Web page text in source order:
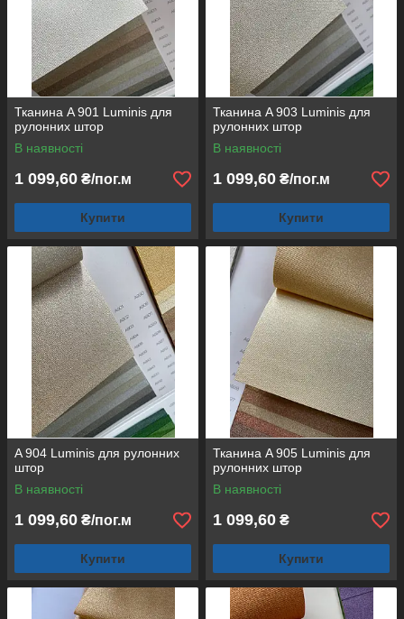
Тканина A 901 Luminis для
рулонних штор
В наявності
1 099,60 ₴/пог.м
Купити
Тканина A 903 Luminis для
рулонних штор
В наявності
1 099,60 ₴/пог.м
Купити
A 904 Luminis для рулонних
штор
В наявності
1 099,60 ₴/пог.м
Купити
Тканина A 905 Luminis для
рулонних штор
В наявності
1 099,60 ₴
Купити